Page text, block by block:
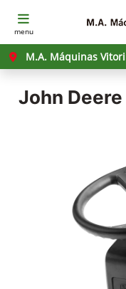
menu
M.A. Máquinas
John Deere